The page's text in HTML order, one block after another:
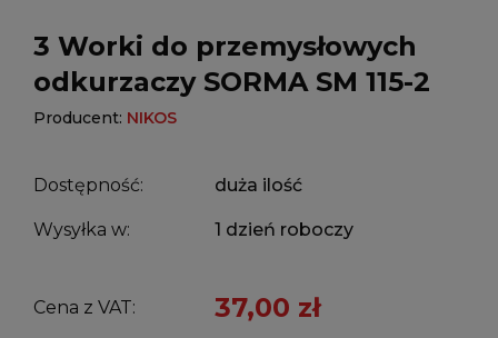
3 Worki do przemysłowych
odkurzaczy SORMA SM 115-2
Producent: NIKOS
Dostępność: duża ilość
Wysyłka w: 1 dzień roboczy
Cena z VAT: 37,00 zł